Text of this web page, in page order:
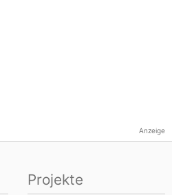
Anzeige
Projekte